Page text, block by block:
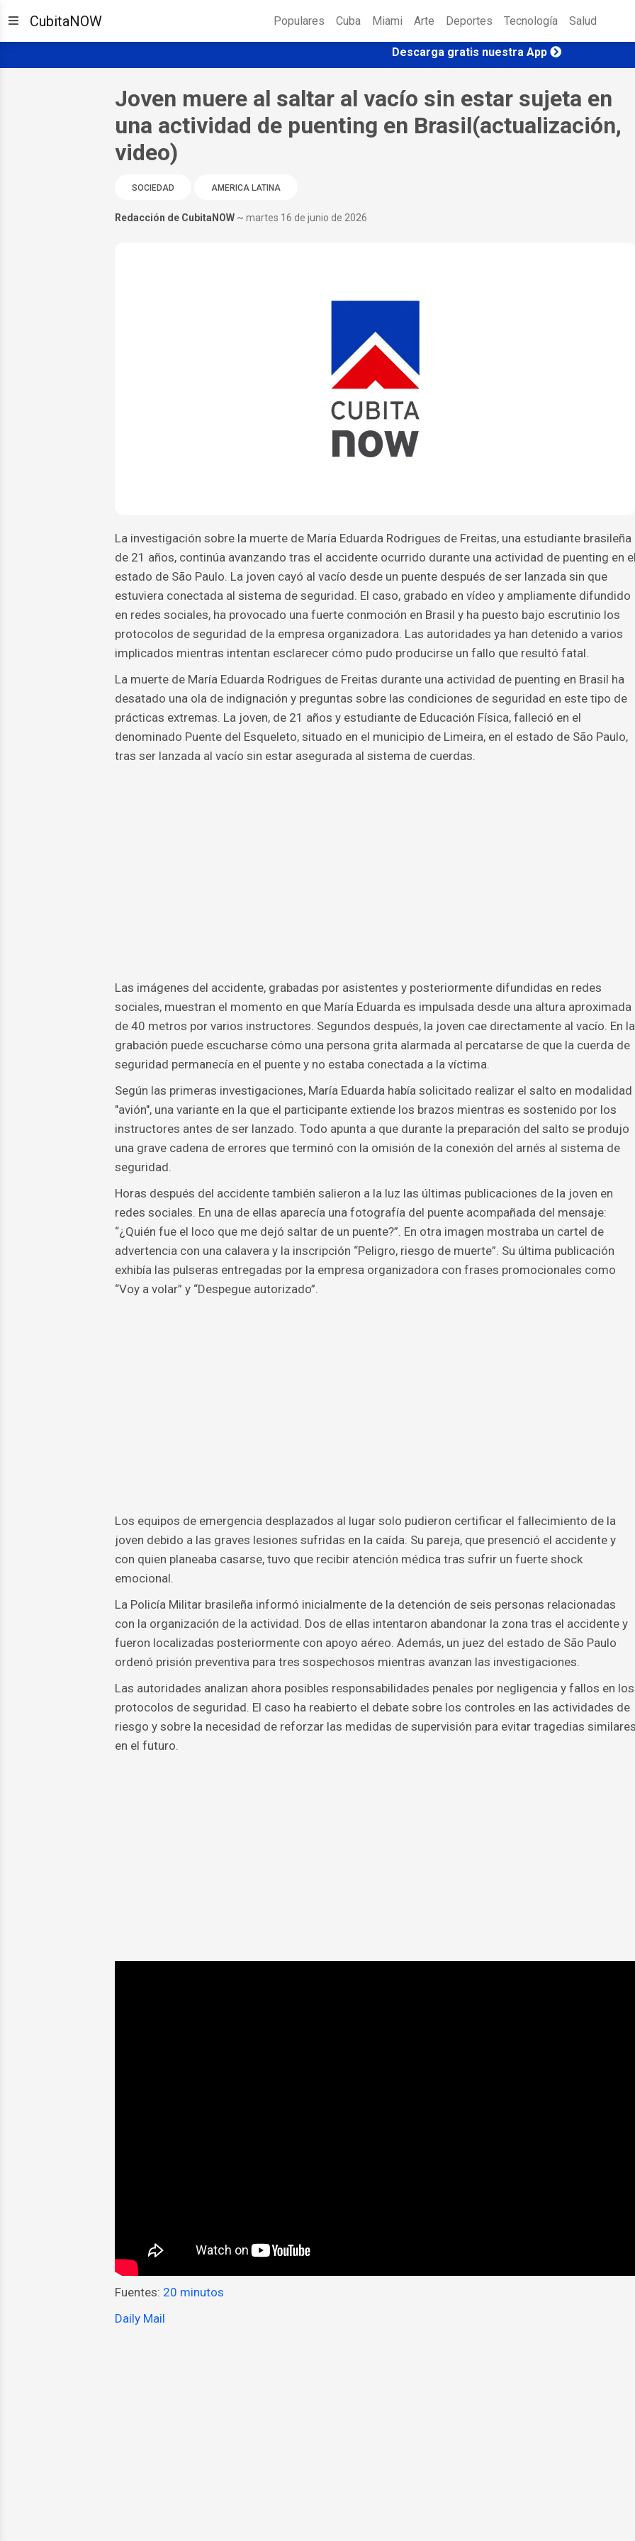
CubitaNOW Populares Cuba Miami Arte Deportes Tecnología Salud
Descarga gratis nuestra App
Joven muere al saltar al vacío sin estar sujeta en
una actividad de puenting en Brasil(actualización,
video)
SOCIEDAD AMERICA LATINA
Redacción de CubitaNOW ~ martes 16 de junio de 2026
La investigación sobre la muerte de María Eduarda Rodrigues de Freitas, una estudiante brasileña
de 21 años, continúa avanzando tras el accidente ocurrido durante una actividad de puenting en
estado de São Paulo. La joven cayó al vacío desde un puente después de ser lanzada sin que
estuviera conectada al sistema de seguridad. El caso, grabado en vídeo y ampliamente difundido
en redes sociales, ha provocado una fuerte conmoción en Brasil y ha puesto bajo escrutinio los
protocolos de seguridad de la empresa organizadora. Las autoridades ya han detenido a varios
implicados mientras intentan esclarecer cómo pudo producirse un fallo que resultó fatal.
La muerte de María Eduarda Rodrigues de Freitas durante una actividad de puenting en Brasil ha
desatado una ola de indignación y preguntas sobre las condiciones de seguridad en este tipo de
prácticas extremas. La joven, de 21 años y estudiante de Educación Física, falleció en el
denominado Puente del Esqueleto, situado en el municipio de Limeira, en el estado de São Paulo,
tras ser lanzada al vacío sin estar asegurada al sistema de cuerdas.
Las imágenes del accidente, grabadas por asistentes y posteriormente difundidas en redes
sociales, muestran el momento en que María Eduarda es impulsada desde una altura aproximada
de 40 metros por varios instructores. Segundos después, la joven cae directamente al vacío. En la
grabación puede escucharse cómo una persona grita alarmada al percatarse de que la cuerda de
seguridad permanecía en el puente y no estaba conectada a la víctima.
Según las primeras investigaciones, María Eduarda había solicitado realizar el salto en modalidad
"avión", una variante en la que el participante extiende los brazos mientras es sostenido por los
instructores antes de ser lanzado. Todo apunta a que durante la preparación del salto se produjo
una grave cadena de errores que terminó con la omisión de la conexión del arnés al sistema de
seguridad.
Horas después del accidente también salieron a la luz las últimas publicaciones de la joven en
redes sociales. En una de ellas aparecía una fotografía del puente acompañada del mensaje:
“¿Quién fue el loco que me dejó saltar de un puente?”. En otra imagen mostraba un cartel de
advertencia con una calavera y la inscripción “Peligro, riesgo de muerte”. Su última publicación
exhibía las pulseras entregadas por la empresa organizadora con frases promocionales como
“Voy a volar” y “Despegue autorizado”.
Los equipos de emergencia desplazados al lugar solo pudieron certificar el fallecimiento de la
joven debido a las graves lesiones sufridas en la caída. Su pareja, que presenció el accidente y
con quien planeaba casarse, tuvo que recibir atención médica tras sufrir un fuerte shock
emocional.
La Policía Militar brasileña informó inicialmente de la detención de seis personas relacionadas
con la organización de la actividad. Dos de ellas intentaron abandonar la zona tras el accidente y
fueron localizadas posteriormente con apoyo aéreo. Además, un juez del estado de São Paulo
ordenó prisión preventiva para tres sospechosos mientras avanzan las investigaciones.
Las autoridades analizan ahora posibles responsabilidades penales por negligencia y fallos en los
protocolos de seguridad. El caso ha reabierto el debate sobre los controles en las actividades de
riesgo y sobre la necesidad de reforzar las medidas de supervisión para evitar tragedias
en el futuro.
Fuentes: 20 minutos
Daily Mail